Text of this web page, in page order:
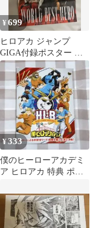
¥699
ヒロアカ ジャンプ
GIGA付録ポスター ジ
ャンプフェアアニメイ
ト特典
¥333
僕のヒーローアカデミ
ア ヒロアカ 特典 ポス